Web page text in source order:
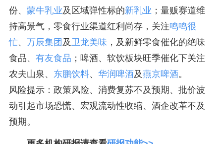
份、 蒙牛乳业及区域弹性标的新乳业 ；量贩赛道维
持高景气，零食行业渠道红利尚存，关注鸣鸣很
忙、 万辰集团 及卫龙美味 ，及新鲜零食催化的绝味
食品、 有友食品 ；啤酒、软饮板块旺季催化下关注
农夫山泉、 东鹏饮料、 华润啤酒及燕京啤酒。
风险提示：政策风险、消费复苏不及预期、批价波
动引起市场恐慌、宏观流动性收缩、酒企改革不及
预期。